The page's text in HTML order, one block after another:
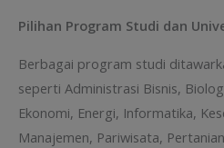
Pilihan Program Studi dan
Berbagai program studi
seperti Administrasi Bisnis,
Ekonomi, Energi, Informatika,
Manajemen, Pariwisata,